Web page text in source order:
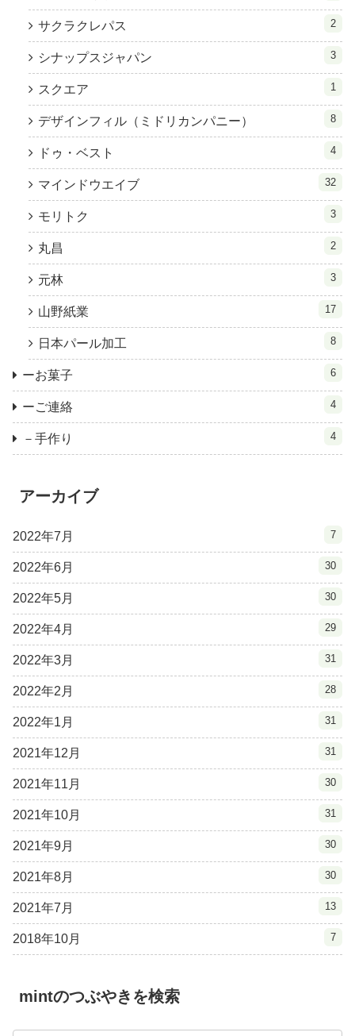
サクラクレパス 2
シナップスジャパン 3
スクエア 1
デザインフィル（ミドリカンパニー） 8
ドゥ・ベスト 4
マインドウエイブ 32
モリトク 3
丸昌 2
元林 3
山野紙業 17
日本パール加工 8
ーお菓子 6
ーご連絡 4
－手作り 4
アーカイブ
2022年7月 7
2022年6月 30
2022年5月 30
2022年4月 29
2022年3月 31
2022年2月 28
2022年1月 31
2021年12月 31
2021年11月 30
2021年10月 31
2021年9月 30
2021年8月 30
2021年7月 13
2018年10月 7
mintのつぶやきを検索